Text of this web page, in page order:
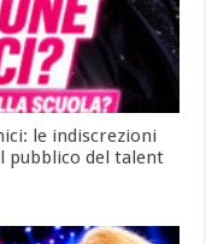
le indiscrezioni
pubblico del talent